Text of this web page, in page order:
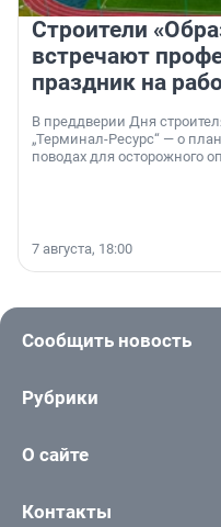
Строители
встречают
праздник на
В преддверии Дня
„Терминал-Ресурс“ — о
поводах для осторожного
7 августа, 18:00
Сообщить новость
Рубрики
О сайте
Контакты